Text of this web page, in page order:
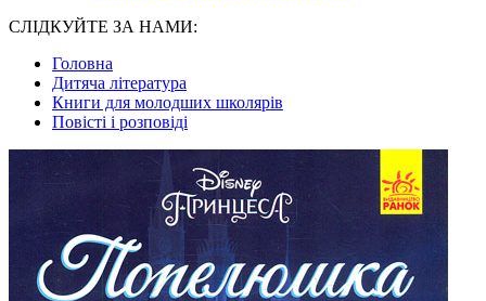
СЛІДКУЙТЕ ЗА НАМИ:
Головна
Дитяча література
Книги для молодших школярів
Повісті і розповіді